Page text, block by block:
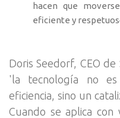
hacen que
eficiente y
Doris Seedorf, CEO
'la tecnología no
eficiencia, sino un
Cuando se aplica con